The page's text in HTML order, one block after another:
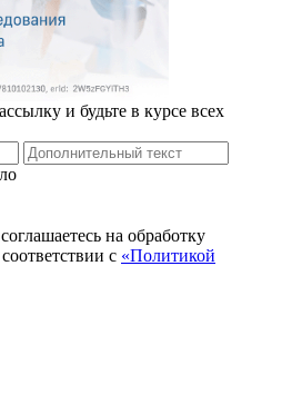
и будьте в курсе всех
на обработку
с «Политикой